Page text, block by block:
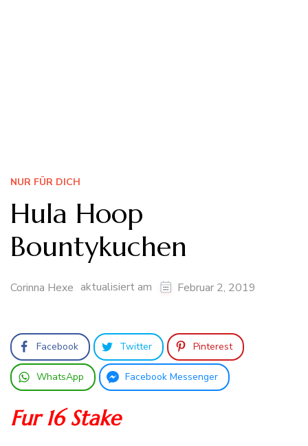
NUR FÜR DICH
Hula Hoop
Bountykuchen
Corinna Hexe aktualisiert am Februar 2, 2019
Facebook Twitter Pinterest
WhatsApp Facebook Messenger
Fur 16 Stake